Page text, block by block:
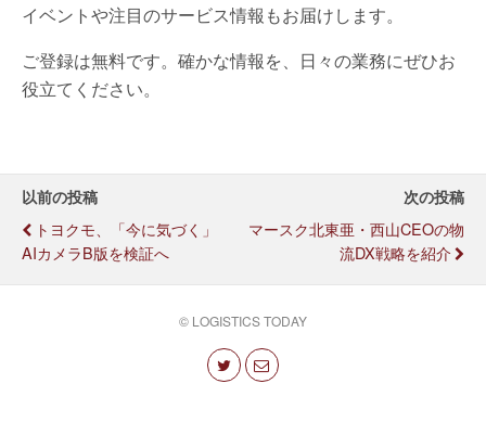
イベントや注目のサービス情報もお届けします。
ご登録は無料です。確かな情報を、日々の業務にぜひお
役立てください。
以前の投稿
トヨクモ、「今に気づく」
AIカメラβ版を検証へ
次の投稿
マースク北東亜・西山CEOの物
流DX戦略を紹介
© LOGISTICS TODAY